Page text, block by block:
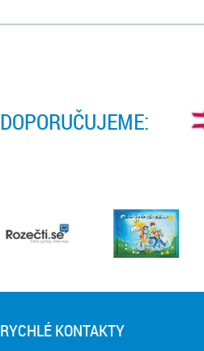
DOPORUČUJEME:
RYCHLÉ KONTAKTY